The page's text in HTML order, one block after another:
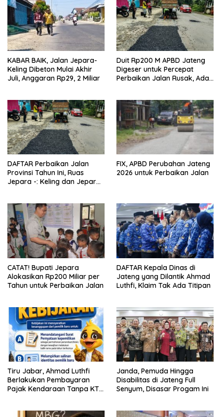
KABAR BAIK, Jalan Jepara-
Keling Dibeton Mulai Akhir
Juli, Anggaran Rp29, 2 Miliar
Duit Rp200 M APBD Jateng
Digeser untuk Percepat
Perbaikan Jalan Rusak, Ada
DAFTAR Perbaikan Jalan
Provinsi Tahun Ini, Ruas
Jepara -: Keling dan Jepara
FIX, APBD Perubahan Jateng
2026 untuk Perbaikan Jalan
CATAT! Bupati Jepara
Alokasikan Rp200 Miliar per
Tahun untuk Perbaikan Jalan
DAFTAR Kepala Dinas di
Jateng yang Dilantik Ahmad
Luthfi, Klaim Tak Ada Titipan
Tiru Jabar, Ahmad Luthfi
Berlakukan Pembayaran
Pajak Kendaraan Tanpa KTP
Janda, Pemuda Hingga
Disabilitas di Jateng Full
Senyum, Disasar Progam Ini